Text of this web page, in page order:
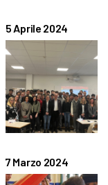
5 Aprile 2024
7 Marzo 2024